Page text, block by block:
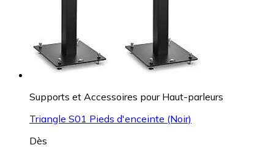
Supports et Accessoires pour Haut-parleurs
Triangle S01 Pieds d'enceinte (Noir)
Dès